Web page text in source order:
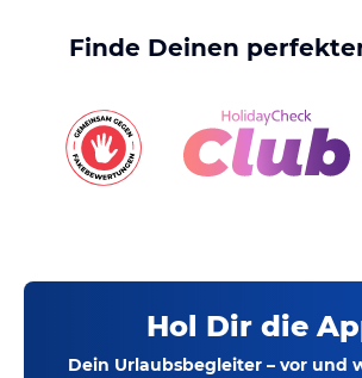
Finde Deinen
Hol Dir die
Dein Urlaubsbegleiter – vor und